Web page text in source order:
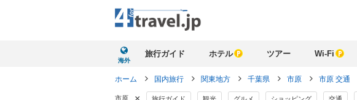
海外
旅行ガイド ホテル ツアー Wi-Fi
ホーム 国内旅行 関東地方 千葉県 市原 市原 交通
市原